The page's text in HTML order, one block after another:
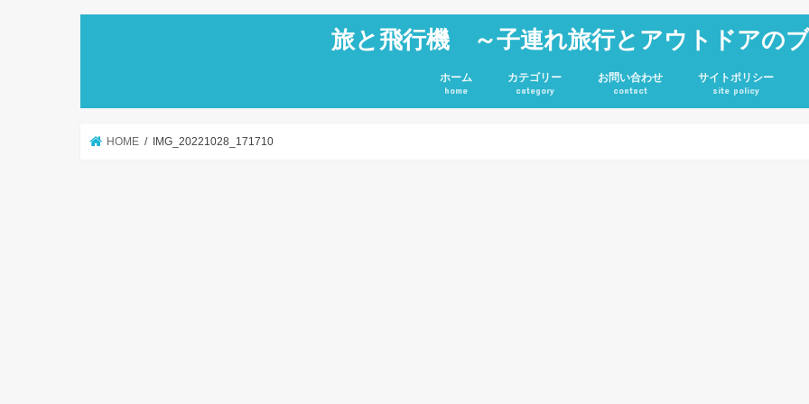
旅と飛行機 ～子連れ旅行とアウトドアの
ホーム
home
カテゴリー
category
お問い合わせ
contact
サイトポリシー
site policy
HOME IMG_20221028_171710